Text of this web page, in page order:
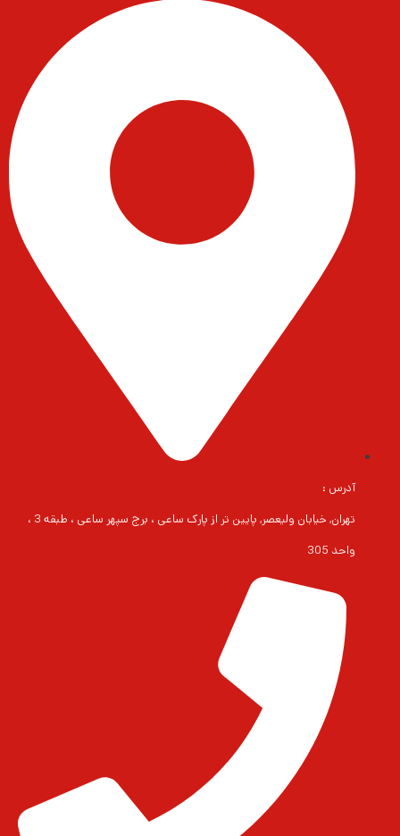
آدرس :
تهران, خیابان ولیعصر, پایین تر از پارک ساعی ، برج سپهر ساعی ، طبقه 3 ،
واحد 305